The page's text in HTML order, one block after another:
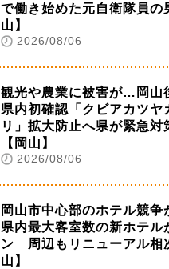
で働き始めた元自衛隊員の
山】
2026/08/06
観光や農業に被害が…岡山
県内初確認「クビアカツヤ
リ」拡大防止へ県が緊急対
【岡山】
2026/08/06
岡山市中心部のホテル競
県内最大客室数の新ホテル
ン 周辺もリニューアル相
山】